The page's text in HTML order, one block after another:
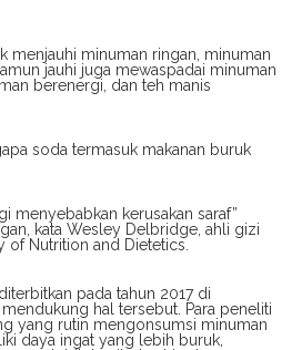
menjauhi minuman ringan, minuman
jauhi juga mewaspadai minuman
berenergi, dan teh manis
soda termasuk makanan buruk
menyebabkan kerusakan saraf”
kata Wesley Delbridge, ahli gizi
of Nutrition and Dietetics.
pada tahun 2017 di
hal tersebut. Para peneliti
yang rutin mengonsumsi minuman
daya ingat yang lebih buruk,